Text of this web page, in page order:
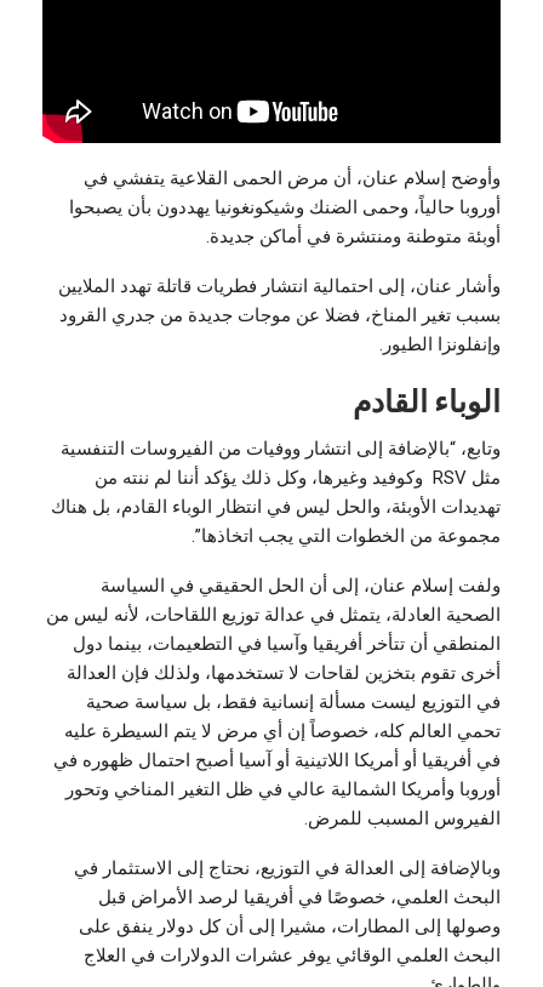
وأوضح إسلام عنان، أن مرض الحمى القلاعية يتفشي في
أوروبا حالياً، وحمى الضنك وشيكونغونيا يهددون بأن يصبحوا
أوبئة متوطنة ومنتشرة في أماكن جديدة.
وأشار عنان، إلى احتمالية انتشار فطريات قاتلة تهدد الملايين
بسبب تغير المناخ، فضلا عن موجات جديدة من جدري القرود
وإنفلونزا الطيور.
الوباء القادم
وتابع، “بالإضافة إلى انتشار ووفيات من الفيروسات التنفسية
مثل RSV وكوفيد وغيرها، وكل ذلك يؤكد أننا لم ننته من
تهديدات الأوبئة، والحل ليس في انتظار الوباء القادم، بل هناك
مجموعة من الخطوات التي يجب اتخاذها”.
ولفت إسلام عنان، إلى أن الحل الحقيقي في السياسة
الصحية العادلة، يتمثل في عدالة توزيع اللقاحات، لأنه ليس من
المنطقي أن تتأخر أفريقيا وآسيا في التطعيمات، بينما دول
أخرى تقوم بتخزين لقاحات لا تستخدمها، ولذلك فإن العدالة
في التوزيع ليست مسألة إنسانية فقط، بل سياسة صحية
تحمي العالم كله، خصوصاً إن أي مرض لا يتم السيطرة عليه
في أفريقيا أو أمريكا اللاتينية أو آسيا أصبح احتمال ظهوره في
أوروبا وأمريكا الشمالية عالي في ظل التغير المناخي وتحور
الفيروس المسبب للمرض.
وبالإضافة إلى العدالة في التوزيع، نحتاج إلى الاستثمار في
البحث العلمي، خصوصًا في أفريقيا لرصد الأمراض قبل
وصولها إلى المطارات، مشيرا إلى أن كل دولار ينفق على
البحث العلمي الوقائي يوفر عشرات الدولارات في العلاج